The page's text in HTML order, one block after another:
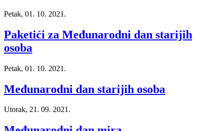
Petak, 01. 10. 2021.
Paketići za Međunarodni dan starijih
osoba
Petak, 01. 10. 2021.
Međunarodni dan starijih osoba
Utorak, 21. 09. 2021.